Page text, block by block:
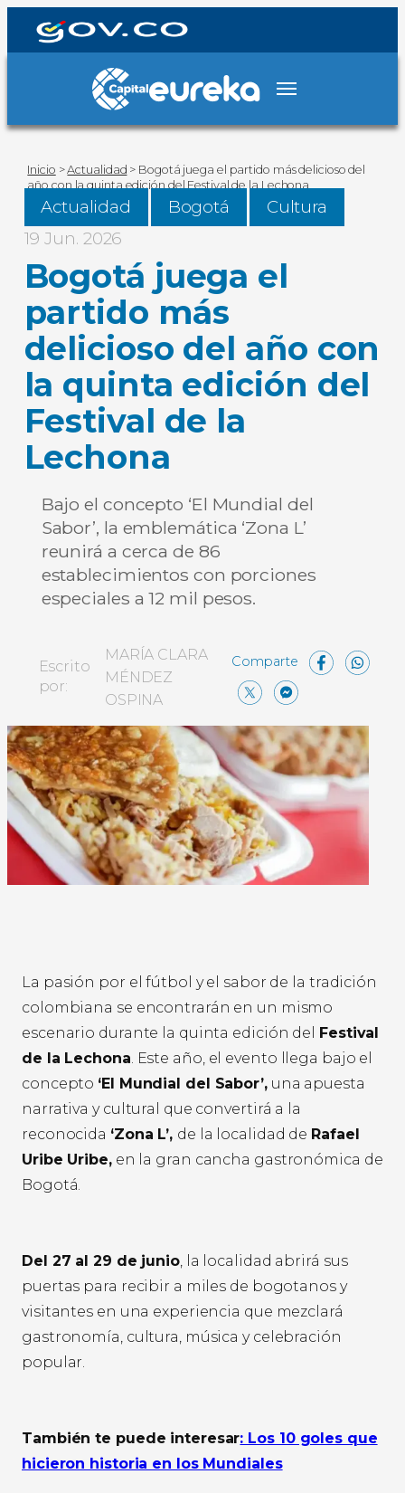
Inicio >Actualidad > Bogotá juega el partido más delicioso del
año con la quinta edición del Festival de la Lechona
Actualidad Bogotá
Cultura
19 Jun. 2026
Bogotá juega el
partido más
delicioso del año con
la quinta edición del
Festival de la
Lechona
Bajo el concepto ‘El Mundial del
Sabor’, la emblemática ‘Zona L’
reunirá a cerca de 86
establecimientos con porciones
especiales a 12 mil pesos.
Escrito
por:
MARÍA CLARA
MÉNDEZ
OSPINA
X
La pasión por el fútbol y el sabor de la tradición
colombiana se encontrarán en un mismo
escenario durante la quinta edición del Festival
de la Lechona . Este año, el evento llega bajo el
concepto ‘El Mundial del Sabor’,una apuesta
narrativa y cultural que convertirá a la
reconocida ‘Zona L’, de la localidad de Rafael
Uribe Uribe,en la gran cancha gastronómica de
Bogotá.
Del 27 al 29 de junio, la localidad abrirá sus
puertas para recibir a miles de bogotanos y
visitantes en una experiencia que mezclará
gastronomía, cultura, música y celebración
popular.
También te puede interesar: Los 10 goles que
hicieron historia en los Mundiales